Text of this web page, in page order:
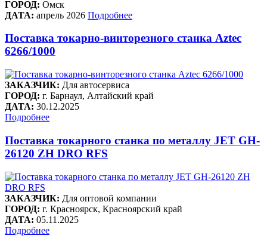
ГОРОД: Омск
ДАТА: апрель 2026 Подробнее
Поставка токарно-винторезного станка Aztec
6266/1000
ЗАКАЗЧИК: Для автосервиса
ГОРОД: г. Барнаул, Алтайский край
ДАТА: 30.12.2025
Подробнее
Поставка токарного станка по металлу JET GH-
26120 ZH DRO RFS
ЗАКАЗЧИК: Для оптовой компании
ГОРОД: г. Красноярск, Красноярский край
ДАТА: 05.11.2025
Подробнее